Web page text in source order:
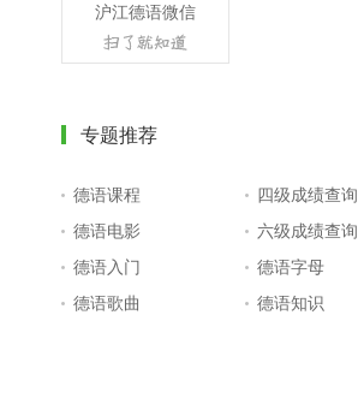
沪江德语微信
专题推荐
德语课程
四级成绩查询
德语电影
六级成绩查询
德语入门
德语字母
德语歌曲
德语知识